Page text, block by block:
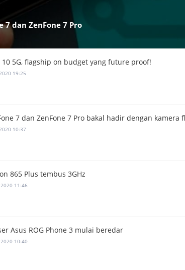
7 dan ZenFone 7 Pro
5G, flagship on budget yang future proof!
19:25
7 dan ZenFone 7 Pro bakal hadir dengan kamera
10:37
865 Plus tembus 3GHz
11:46
Asus ROG Phone 3 mulai beredar
10:40